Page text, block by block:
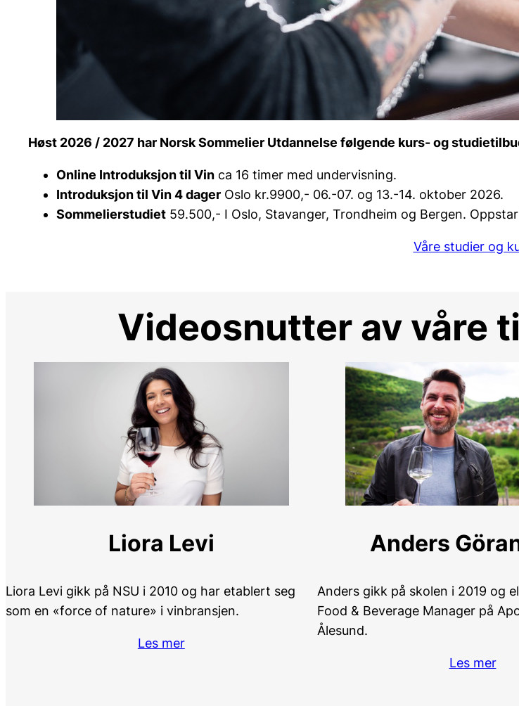
Høst 2026 / 2027 har Norsk Sommelier Utdannelse følgende kurs- og
Online Introduksjon til Vin ca 16 timer med undervisning.
Introduksjon til Vin 4 dager Oslo kr.9900,- 06.-07. og 13.-14. oktober 2026.
Sommelierstudiet 59.500,- I Oslo, Stavanger, Trondheim og Bergen.
Våre studier og
Videosnutter av våre
Liora Levi
Liora Levi gikk på NSU i 2010 og har etablert seg
som en «force of nature» i vinbransjen.
Les mer
Anders
Anders gikk på skolen i 2019 og
Food & Beverage Manager på
Ålesund.
Les mer